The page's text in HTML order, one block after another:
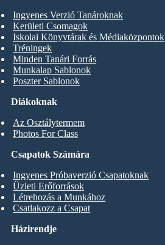
Diákoknak
Az Osztálytermem
Photos For Class
Ingyenes Verzió Tanároknak
Kerületi Csomagok
Iskolai Könyvtárak és Médiaközpontok
Tréningek
Minden Tanári Forrás
Munkalap Sablonok
Poszter Sablonok
Csapatok Számára
Ingyenes Próbaverzió Csapatoknak
Üzleti Erőforrások
Létrehozás a Munkához
Csatlakozz a Csapat
Házirendje